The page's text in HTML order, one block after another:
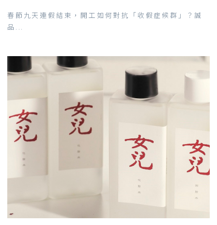
春節九天連假結束，開工如何對抗「收假症候群」？誠
品...